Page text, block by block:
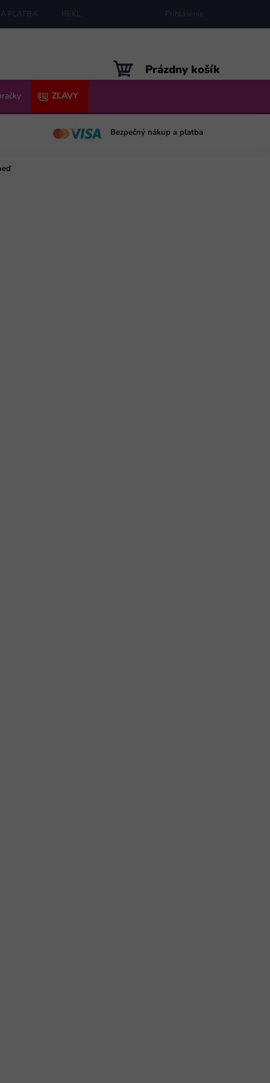
PLATBA REKLAMÁCIE MAPA SERVERU
Prihlásenie
NÁKUPNÝ
KOŠÍK
Prázdny košík
ZĽAVY
Bezpečný nákup a platba